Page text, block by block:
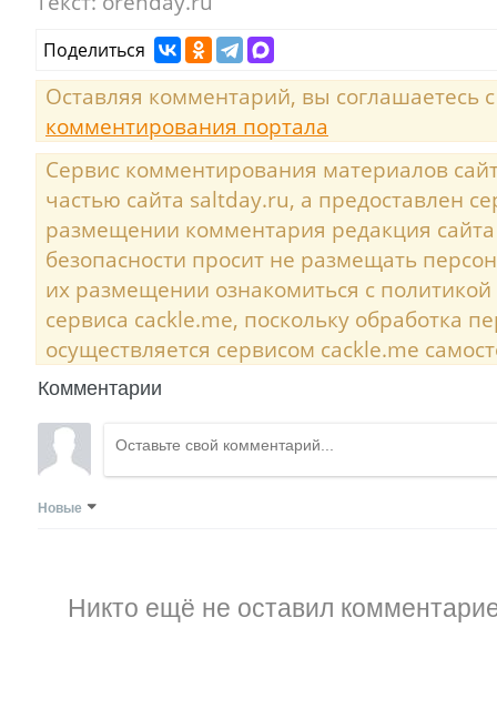
Поделиться
Оставляя комментарий, вы соглашаетесь
комментирования портала
Сервис комментирования материалов
частью сайта saltday.ru, а предоставлен
размещении комментария редакция
безопасности просит не размещать
их размещении ознакомиться с
сервиса cackle.me, поскольку обработка
осуществляется сервисом cackle.me
Комментарии
Новые
Никто ещё не оставил